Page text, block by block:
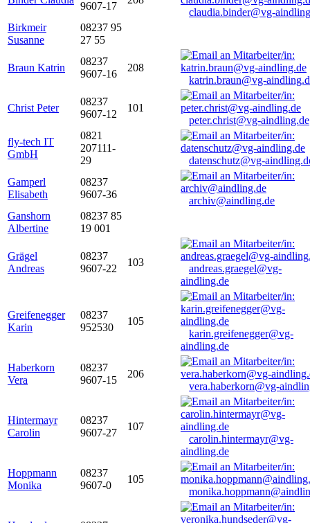
9607-17
claudia.binder@vg-
Birkmeir
Susanne
08237 95
27 55
Braun Katrin
08237
9607-16
208
katrin.braun@vg-
Christ Peter
08237
9607-12
101
peter.christ@vg-aindling.de
fly-tech IT
GmbH
0821
207111-
29
datenschutz@vg-
Gamperl
Elisabeth
08237
9607-36
archiv@aindling.de
Ganshorn
Albertine
08237 85
19 001
Grägel
Andreas
08237
9607-22
103
andreas.graegel@vg-
aindling.de
Greifenegger
Karin
08237
952530
105
karin.greifenegger@vg-
aindling.de
Haberkorn
Vera
08237
9607-15
206
vera.haberkorn@vg-
Hintermayr
Carolin
08237
9607-27
107
carolin.hintermayr@vg-
aindling.de
Hoppmann
Monika
08237
9607-0
105